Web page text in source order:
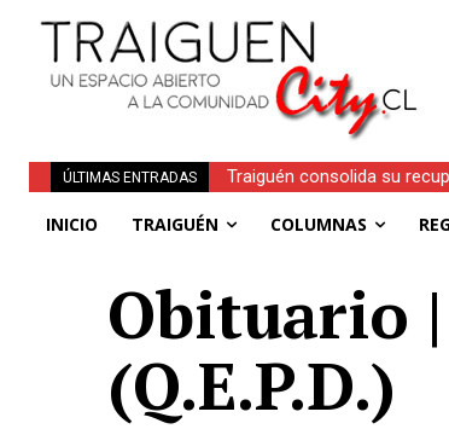
ÚLTIMAS ENTRADAS
Traiguén consolida su
INICIO TRAIGUÉN COLUMNAS
Obituario
(Q.E.P.D.)